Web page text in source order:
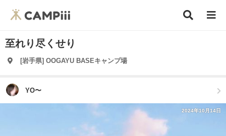
至れり尽くせり
[岩手県] OOGAYU BASEキャンプ場
YO〜
2024年10月14日